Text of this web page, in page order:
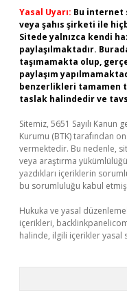
Yasal Uyarı: Bu internet
veya şahıs şirketi ile
Sitede yalnızca kendi
paylaşılmaktadır.
taşımamakta olup,
paylaşım
benzerlikleri tamamen
taslak halindedir ve
Sitemiz, 5651 Sayılı
Kurumu (BTK) tarafından
vermektedir. Bu nedenle,
veya araştırma
yazdıkları içeriklerin
bu sorumluluğu kabul etmiş
Hukuka ve yasal
içerikleri,
halinde, ilgili içerikler yasal